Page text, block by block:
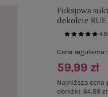
Fuksjowa
dekolcie RUE
Cena regularna:
59,99 zł
Najniższa cena
obniżki:64,99 zł